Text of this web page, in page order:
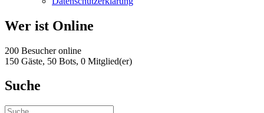
Wer ist Online
200 Besucher online
150 Gäste, 50 Bots, 0 Mitglied(er)
Suche